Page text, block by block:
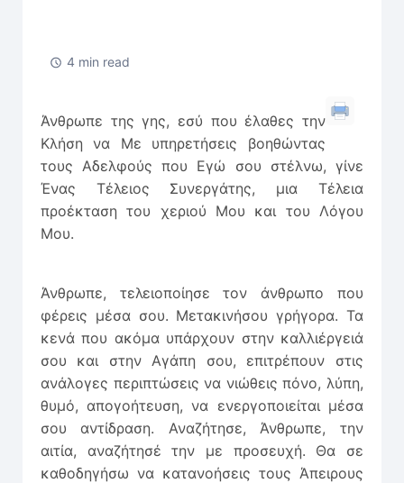
4 min read
Άνθρωπε της γης, εσύ που έλαθες την
Κλήση να Με υπηρετήσεις βοηθώντας
τους Αδελφούς που Εγώ σου στέλνω, γίνε
Ένας Τέλειος Συνεργάτης, μια Τέλεια
προέκταση του χεριού Μου και του Λόγου
Μου.
Άνθρωπε, τελειοποίησε τον άνθρωπο που
φέρεις μέσα σου. Μετακινήσου γρήγορα. Τα
κενά που ακόμα υπάρχουν στην καλλιέργειά
σου και στην Αγάπη σου, επιτρέπουν στις
ανάλογες περιπτώσεις να νιώθεις πόνο, λύπη,
θυμό, απογοήτευση, να ενεργοποιείται μέσα
σου αντίδραση. Αναζήτησε, Άνθρωπε, την
αιτία, αναζήτησέ την με προσευχή. Θα σε
καθοδηγήσω να κατανοήσεις τους Άπειρους